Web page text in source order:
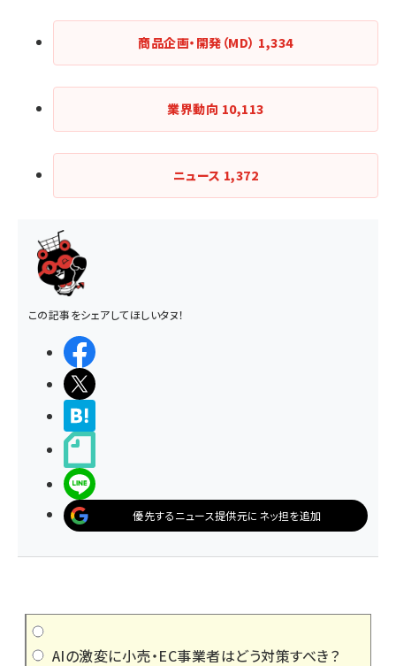
商品企画・開発（MD） 1,334
業界動向 10,113
ニュース 1,372
この記事をシェアしてほしいタヌ！
優先するニュース提供元にネッ担を追加
AIの激変に小売・EC事業者はどう対策すべき？